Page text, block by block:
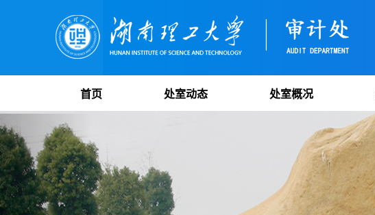
首页 处室动态 处室概况